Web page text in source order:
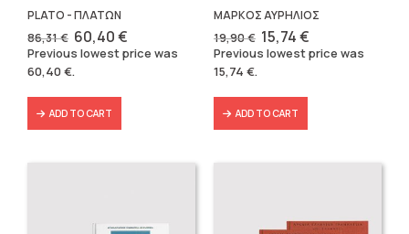
PLATO - ΠΛΑΤΩΝ
86,31€ Original
price
was:
86,31 €.
60,40€Current
price
is:
Previous lowest price was
60,40€.
ADD TO CART
ΜΑΡΚΟΣ ΑΥΡΗΛΙΟΣ
19,90€ Original
price
was:
15,74€Current
price
is:
Previous lowest price was
15,74 €.
ADD TO CART